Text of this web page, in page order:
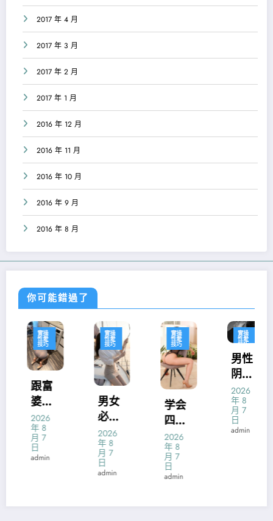
2017 年 4 月
2017 年 3 月
2017 年 2 月
2017 年 1 月
2016 年 12 月
2016 年 11 月
2016 年 10 月
2016 年 9 月
2016 年 8 月
你可能錯過了
實操
性愛
技巧
跟富
婆一
夜情
后就
一步
一步
2026
年 8
月 7
admin
實操
性愛
技巧
男女
必知
的爱
抚阴
道3大
法宝
2026
年 8
月 7
admin
實操
性愛
技巧
学会
四种
性交
运动
征服
你的
2026
年 8
月 7
admin
實操
性愛
技巧
男性
阴茎
锻
炼：
硬度
强化
2026
年 8
月 7
admin